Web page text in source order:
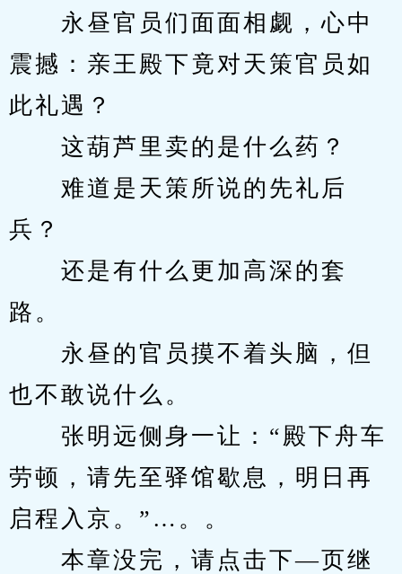
永昼官员们面面相觑，心中
震撼：亲王殿下竟对天策官员如
此礼遇？
这葫芦里卖的是什么药？
难道是天策所说的先礼后
兵？
还是有什么更加高深的套
路。
永昼的官员摸不着头脑，但
也不敢说什么。
张明远侧身一让：“殿下舟车
劳顿，请先至驿馆歇息，明日再
启程入京。”…。。
本章没完，请点击下—页继